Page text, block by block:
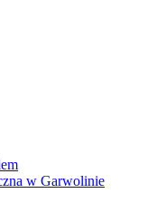
w Garwolinie